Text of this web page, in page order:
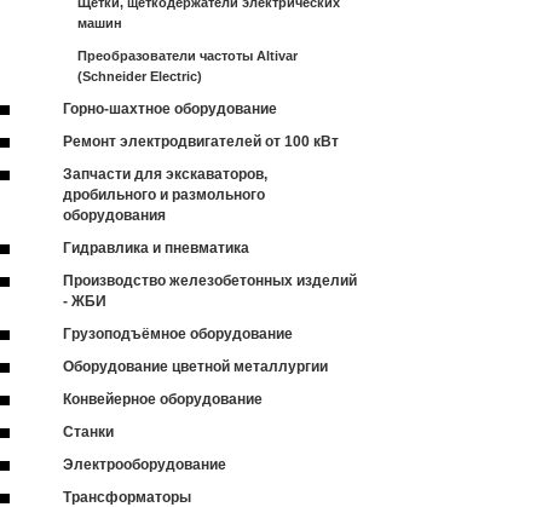
машин
Преобразователи частоты Altivar
(Schneider Electric)
Горно-шахтное оборудование
Ремонт электродвигателей от 100 кВт
Запчасти для экскаваторов,
дробильного и размольного
оборудования
Гидравлика и пневматика
Производство железобетонных изделий
- ЖБИ
Грузоподъёмное оборудование
Оборудование цветной металлургии
Конвейерное оборудование
Станки
Электрооборудование
Трансформаторы